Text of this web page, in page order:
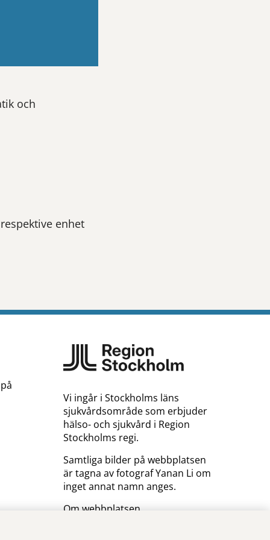
och
enhet
Vi ingår i Stockholms läns
sjukvårdsområde som erbjuder
hälso- och sjukvård i Region
Stockholms regi.
Samtliga bilder på webbplatsen
är tagna av fotograf Yanan Li om
inget annat namn anges.
Om webbplatsen